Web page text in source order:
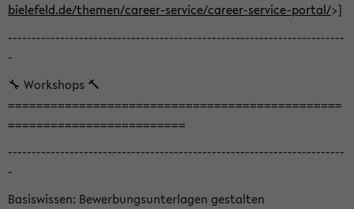
bielefeld.de/themen/career-service/career-service-portal/>]
-----------------------------------------------------------------------
-
🔧 Workshops 🔨
===============================================
=========================
-----------------------------------------------------------------------
-
Basiswissen: Bewerbungsunterlagen gestalten